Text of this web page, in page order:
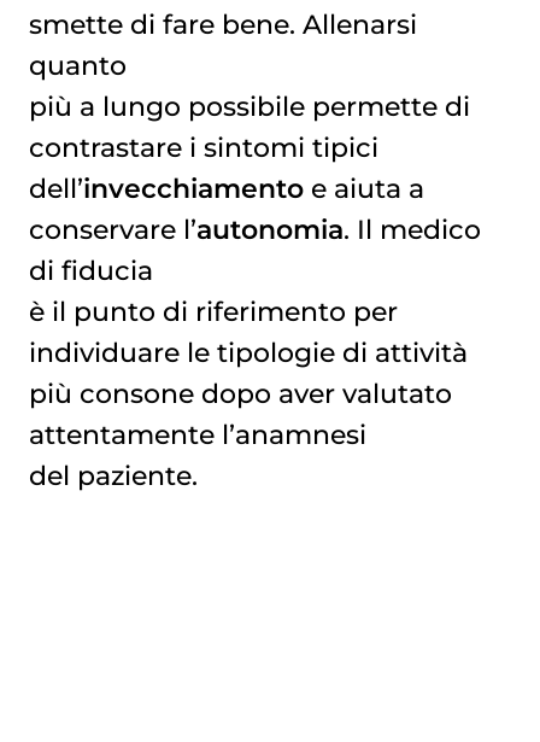
smette di fare bene. Allenarsi
quanto
più a lungo possibile permette di
contrastare i sintomi tipici
dell’invecchiamentoe aiuta a
conservare l’autonomia. Il medico
di fiducia
è il punto di riferimento per
individuare le tipologie di attività
più consone dopo aver valutato
attentamente l’anamnesi
del paziente.